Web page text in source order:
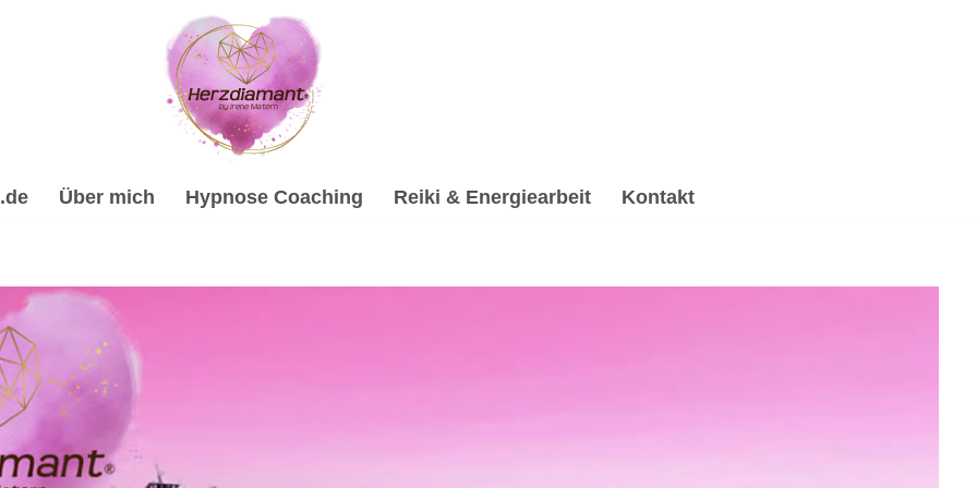
Über mich Hypnose Coaching Reiki & Energiearbeit Kontakt
Reiki & Energiearbeit, Spirituelle Trauerverarbeitung & Trauerhilfe, Psychologische Beratung,
Coach & psychologische Beraterin in 72358 Dormettingen. ✔️ Hypnose, ✔️ Reiki & Energiearbeit, ☑️ Spirituelle
oder ✔️ Spirituelles Coaching. Lass uns zusammenarbeiten ✉.